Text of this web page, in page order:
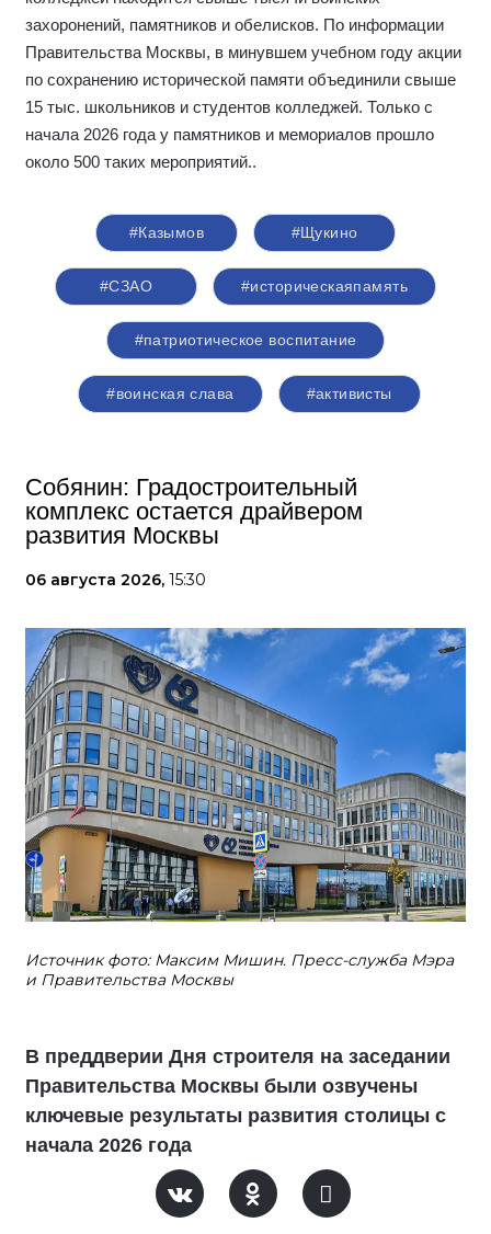
захоронений, памятников и обелисков. По информации
Правительства Москвы, в минувшем учебном году акции
по сохранению исторической памяти объединили свыше
15 тыс. школьников и студентов колледжей. Только с
начала 2026 года у памятников и мемориалов прошло
около 500 таких мероприятий..
#Казымов #Щукино
#СЗАО #историческаяпамять
#патриотическое воспитание
#воинская слава #активисты
Собянин: Градостроительный
комплекс остается драйвером
развития Москвы
06 августа 2026, 15:30
Источник фото: Максим Мишин. Пресс-служба Мэра
и Правительства Москвы
В преддверии Дня строителя на заседании
Правительства Москвы были озвучены
ключевые результаты развития столицы с
начала 2026 года